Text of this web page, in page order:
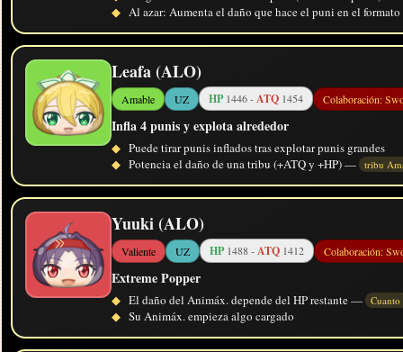
◆ Al azar: Aumenta el daño que hace el puni en el
Leafa (ALO)
Amable UZ HP1446 -ATQ 1454 Colaboración:
Infla 4 punis y explota alrededor
◆ Puede tirar punis inflados tras explotar punis grandes
◆ Potencia el daño de una tribu (+ATQ y +HP) — tribu
Yuuki (ALO)
Valiente UZ HP1488 -ATQ 1412 Colaboración:
Extreme Popper
◆ El daño del Animáx. depende del HP restante — Cuanto
◆ Su Animáx. empieza algo cargado